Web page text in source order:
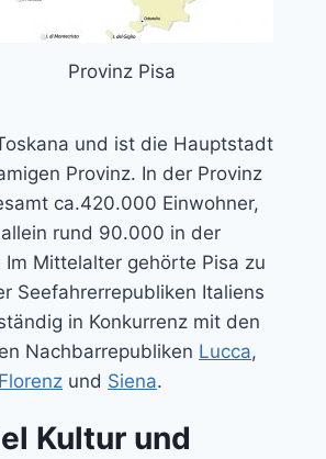
Provinz Pisa
und ist die Hauptstadt
Provinz. In der Provinz
ca.420.000 Einwohner,
rund 90.000 in der
Mittelalter gehörte Pisa zu
Seefahrerrepubliken Italiens
in Konkurrenz mit den
Nachbarrepubliken Lucca,
Florenz und Siena.
Kultur und